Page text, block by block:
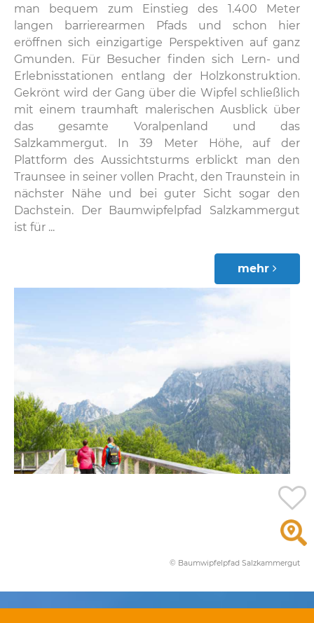
man bequem zum Einstieg des 1.400 Meter
langen barrierearmen Pfads und schon hier
eröffnen sich einzigartige Perspektiven auf ganz
Gmunden. Für Besucher finden sich Lern- und
Erlebnisstationen entlang der Holzkonstruktion.
Gekrönt wird der Gang über die Wipfel schließlich
mit einem traumhaft malerischen Ausblick über
das gesamte Voralpenland und das
Salzkammergut. In 39 Meter Höhe, auf der
Plattform des Aussichtsturms erblickt man den
Traunsee in seiner vollen Pracht, den Traunstein in
nächster Nähe und bei guter Sicht sogar den
Dachstein. Der Baumwipfelpfad Salzkammergut
ist für ...
mehr
© Baumwipfelpfad Salzkammergut